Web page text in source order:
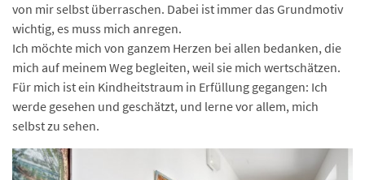
von mir selbst überraschen. Dabei ist immer das Grundmotiv
wichtig, es muss mich anregen.
Ich möchte mich von ganzem Herzen bei allen bedanken, die
mich auf meinem Weg begleiten, weil sie mich wertschätzen.
Für mich ist ein Kindheitstraum in Erfüllung gegangen: Ich
werde gesehen und geschätzt, und lerne vor allem, mich
selbst zu sehen.